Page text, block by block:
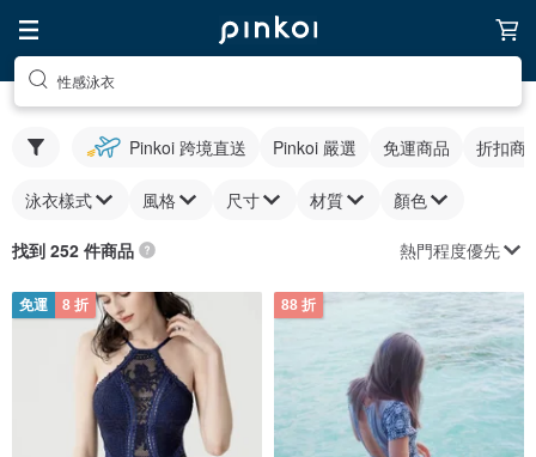
性感泳衣
Pinkoi 跨境直送 Pinkoi 嚴選 免運商品 折扣商
泳衣樣式 風格 尺寸 材質 顏色
找到 252 件商品 熱門程度優先
免運 8 折 88 折